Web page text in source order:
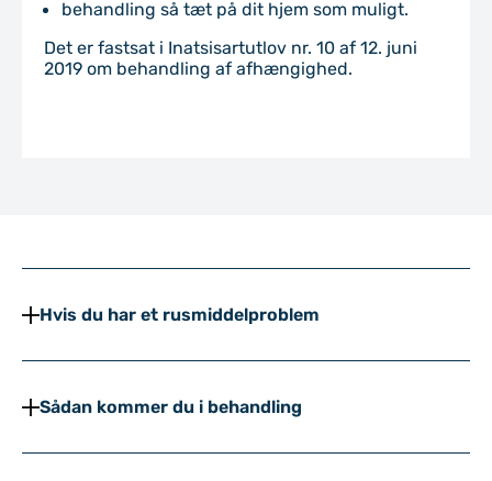
behandling så tæt på dit hjem som muligt.
Det er fastsat i Inatsisartutlov nr. 10 af 12. juni
2019 om behandling af afhængighed.
Hvis du har et rusmiddelproblem
Sådan kommer du i behandling